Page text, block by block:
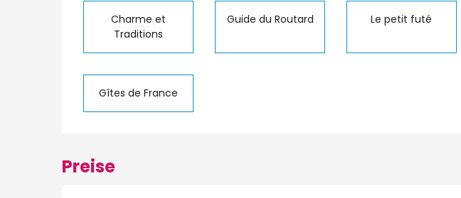
Charme et
Traditions
Guide du Routard Le petit futé
Gîtes de France
Preise